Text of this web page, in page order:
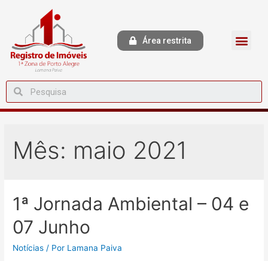
Área restrita
Mês: maio 2021
1ª Jornada Ambiental – 04 e
07 Junho
Notícias / Por Lamana Paiva